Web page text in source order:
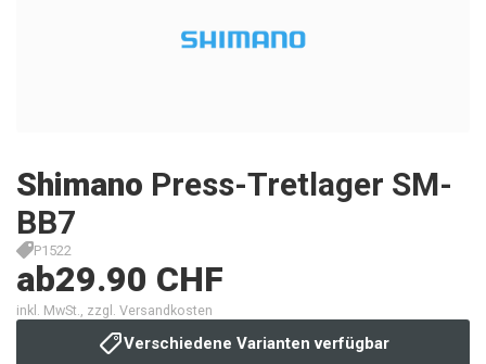
Shimano Press-Tretlager SM-
BB7
P1522
ab29.90 CHF
inkl. MwSt., zzgl. Versandkosten
Verschiedene Varianten verfügbar